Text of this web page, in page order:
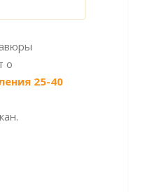
о
25-40